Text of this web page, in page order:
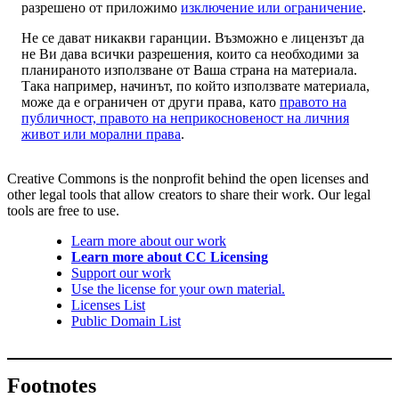
разрешено от приложимо изключение или ограничение.
Не се дават никакви гаранции. Възможно е лицензът да
не Ви дава всички разрешения, които са необходими за
планираното използване от Ваша страна на материала.
Така например, начинът, по който използвате материала,
може да е ограничен от други права, като правото на
публичност, правото на неприкосновеност на личния
живот или морални права.
Creative Commons is the nonprofit behind the open licenses and
other legal tools that allow creators to share their work. Our legal
tools are free to use.
Learn more about our work
Learn more about CC Licensing
Support our work
Use the license for your own material.
Licenses List
Public Domain List
Footnotes